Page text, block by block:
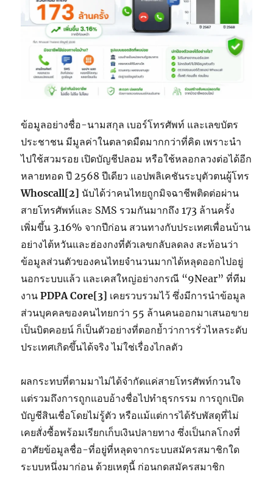
ข้อมูลอย่างชื่อ-นามสกุล เบอร์โทรศัพท์ และเลขบัตร
ประชาชน มีมูลค่าในตลาดมืดมากกว่าที่คิด เพราะนำ
ไปใช้สวมรอย เปิดบัญชีปลอม หรือใช้หลอกลวงต่อได้อีก
หลายทอด ปี 2568 ปีเดียว แอปพลิเคชันระบุตัวตนผู้โทร
Whoscall[2] นับได้ว่าคนไทยถูกมิจฉาชีพติดต่อผ่าน
สายโทรศัพท์และ SMS รวมกันมากถึง 173 ล้านครั้ง
เพิ่มขึ้น 3.16% จากปีก่อน สวนทางกับประเทศเพื่อนบ้าน
อย่างไต้หวันและฮ่องกงที่ตัวเลขกลับลดลง สะท้อนว่า
ข้อมูลส่วนตัวของคนไทยจำนวนมากได้หลุดออกไปอยู่
นอกระบบแล้ว และเคสใหญ่อย่างกรณี “9Near” ที่ทีม
งานPDPA Core[3] เคยรวบรวมไว้ ซึ่งมีการนำข้อมูล
ส่วนบุคคลของคนไทยกว่า 55 ล้านคนออกมาเสนอขาย
เป็นบิตคอยน์ ก็เป็นตัวอย่างที่ตอกย้ำว่าการรั่วไหลระดับ
ประเทศเกิดขึ้นได้จริง ไม่ใช่เรื่องไกลตัว
ผลกระทบที่ตามมาไม่ได้จำกัดแค่สายโทรศัพท์กวนใจ
แต่รวมถึงการถูกแอบอ้างชื่อไปทำธุรกรรม การถูกเปิด
บัญชีสินเชื่อโดยไม่รู้ตัว หรือแม้แต่การได้รับพัสดุที่ไม่
เคยสั่งซื้อพร้อมเรียกเก็บเงินปลายทาง ซึ่งเป็นกลโกงที่
อาศัยข้อมูลชื่อ-ที่อยู่ที่หลุดจากระบบสมัครสมาชิกใด
ระบบหนึ่งมาก่อน ด้วยเหตุนี้ ก่อนกดสมัครสมาชิก